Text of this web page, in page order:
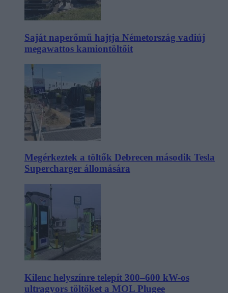
Saját naperőmű hajtja Németország vadiúj
megawattos kamiontöltőit
Megérkeztek a töltők Debrecen második Tesla
Supercharger állomására
Kilenc helyszínre telepít 300–600 kW-os
ultragyors töltőket a MOL Plugee